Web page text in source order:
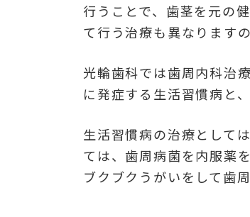
行うことで、歯茎を元の
て行う治療も異なります
光輪歯科では歯周内科治
に発症する生活習慣病と
生活習慣病の治療として
ては、歯周病菌を内服薬
ブクブクうがいをして歯